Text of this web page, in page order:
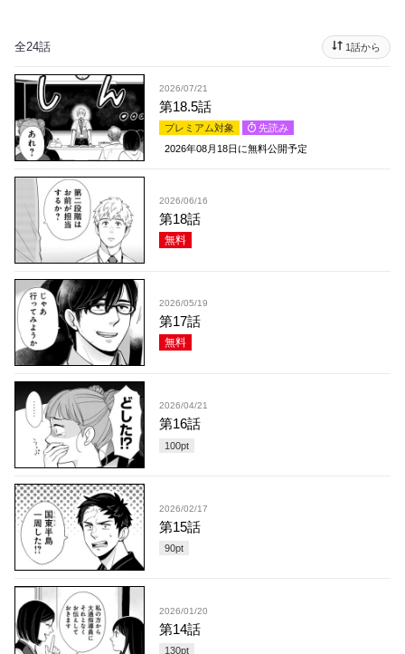
全24話 1話から
2026/07/21
第18.5話
プレミアム対象
先読み
2026年08月18日 に無料公開予定
2026/06/16
第18話
無料
2026/05/19
第17話
無料
2026/04/21
第16話
100pt
2026/02/17
第15話
90pt
2026/01/20
第14話
130pt